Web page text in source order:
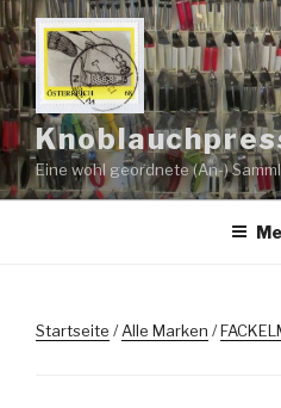
Zum
Inhalt
springen
Eine wohl geordnete (An-)
Startseite /Alle Marken /